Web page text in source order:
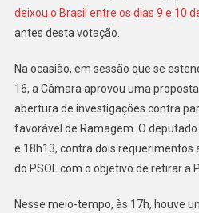
deixou o Brasil entre os dias 9 e 10
antes desta votação.
Na ocasião, em sessão que se
16, a Câmara aprovou uma
abertura de investigações contra
favorável de Ramagem. O
e 18h13, contra dois requerimentos
do PSOL com o objetivo de retirar a
Nesse meio-tempo, às 17h, houve